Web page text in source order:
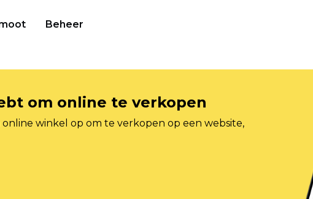
Beheer
om online te verkopen
winkel op om te verkopen op een website,